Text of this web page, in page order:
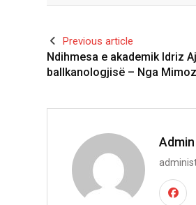
Previous article
Ndihmesa e akademik Idriz
ballkanologjisë – Nga
Admin